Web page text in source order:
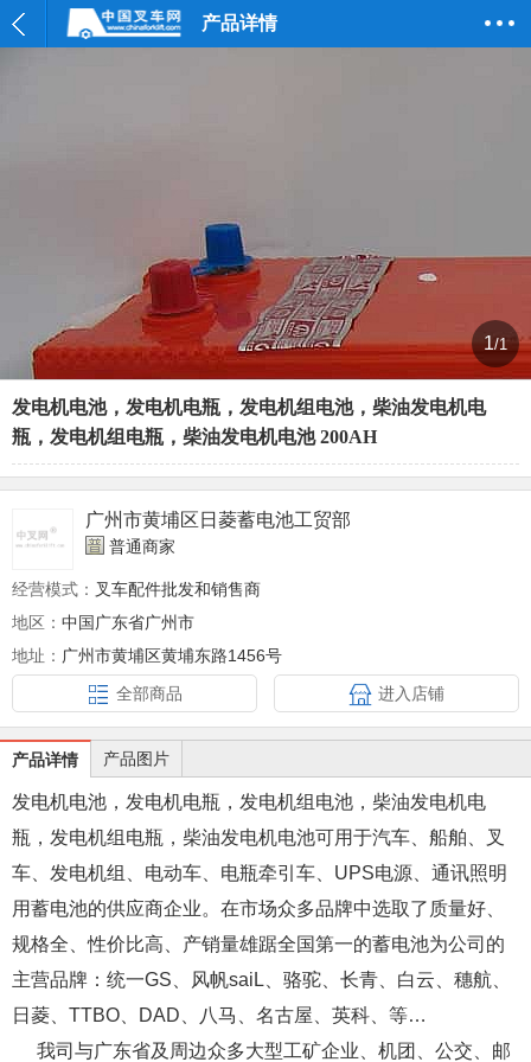
产品详情
1/1
发电机电池，发电机电瓶，发电机组电池，柴油发电机电
瓶，发电机组电瓶，柴油发电机电池 200AH
广州市黄埔区日菱蓄电池工贸部
普通商家
经营模式： 叉车配件批发和销售商
地区： 中国广东省广州市
地址： 广州市黄埔区黄埔东路1456号
全部商品
进入店铺
产品详情 产品图片
发电机电池，发电机电瓶，发电机组电池，柴油发电机电
瓶，发电机组电瓶，柴油发电机电池可用于汽车、船舶、叉
车、发电机组、电动车、电瓶牵引车、 UPS电源、通讯照明
用蓄电池的供应商企业。在市场众多品牌中选取了质量好、
规格全、性价比高、产销量雄踞全国第一的蓄电池为公司的
主营品牌：统一GS 、风帆saiL 、骆驼、长青、白云、穗航、
日菱、 TTBO DAD 、八马、名古屋、英科、等…
我司与广东省及周边众多大型工矿企业、机团、公交、邮